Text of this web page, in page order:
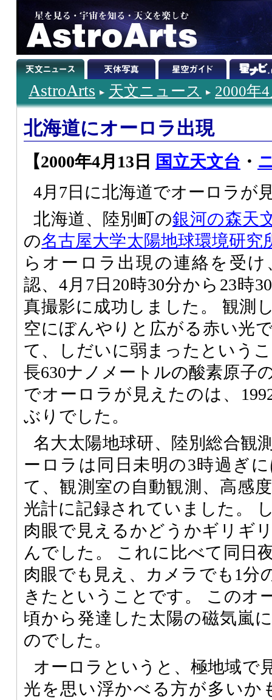
AstroArts 天文ニュース 2000年
北海道にオーロラ出現
【2000年4月13日 国立天文台 ・
4月7日に北海道でオーロラが
北海道、陸別町の銀河の森天
の名古屋大学太陽地球環境研究
らオーロラ出現の連絡を受
認、4月7日20時30分から23時
真撮影に成功しました。 観測
空にぼんやりと広がる赤い光
て、しだいに弱まったという
長630ナノメートルの酸素原子
でオーロラが見えたのは、
ぶりでした。
名大太陽地球研、陸別総合観
ーロラは同日未明の3時過ぎ
て、観測室の自動観測、高感
光計に記録されていました。
肉眼で見えるかどうかギリギ
んでした。 これに比べて同日
肉眼でも見え、カメラでも1分
きたということです。 このオ
頃から発達した太陽の磁気嵐
のでした。
オーロラというと、極地域で
光を思い浮かべる方が多いか